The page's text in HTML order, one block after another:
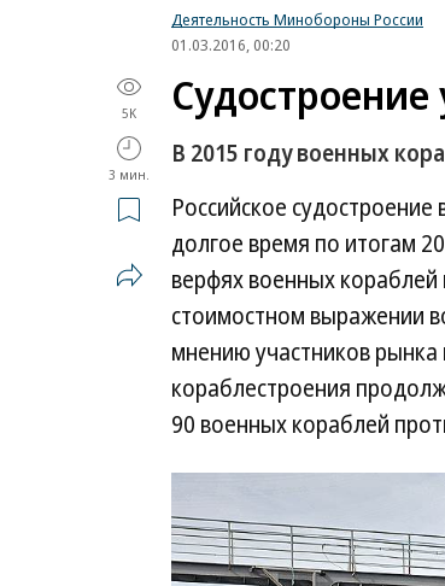
Деятельность Минобороны России
01.03.2016, 00:20
5K
3 мин.
В 2015 году военных
Российское
долгое время по итогам
верфях военных кораблей
стоимостном выражении
мнению участников
кораблестроения
90 военных кораблей